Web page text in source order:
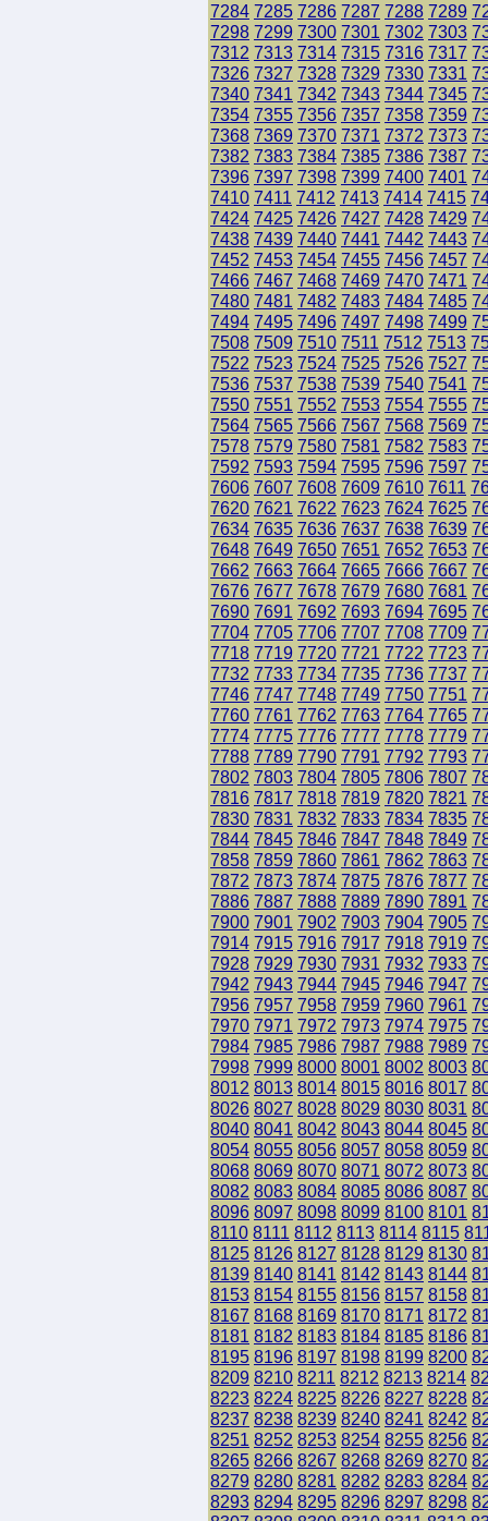
7284 7285 7286 7287 7288 7289
7298 7299 7300 7301 7302 7303
7312 7313 7314 7315 7316 7317
7326 7327 7328 7329 7330 7331
7340 7341 7342 7343 7344 7345
7354 7355 7356 7357 7358 7359
7368 7369 7370 7371 7372 7373
7382 7383 7384 7385 7386 7387
7396 7397 7398 7399 7400 7401
7410 7411 7412 7413 7414 7415
7424 7425 7426 7427 7428 7429
7438 7439 7440 7441 7442 7443
7452 7453 7454 7455 7456 7457
7466 7467 7468 7469 7470 7471
7480 7481 7482 7483 7484 7485
7494 7495 7496 7497 7498 7499
7508 7509 7510 7511 7512 7513
7522 7523 7524 7525 7526 7527
7536 7537 7538 7539 7540 7541
7550 7551 7552 7553 7554 7555
7564 7565 7566 7567 7568 7569
7578 7579 7580 7581 7582 7583
7592 7593 7594 7595 7596 7597
7606 7607 7608 7609 7610 7611
7620 7621 7622 7623 7624 7625
7634 7635 7636 7637 7638 7639
7648 7649 7650 7651 7652 7653
7662 7663 7664 7665 7666 7667
7676 7677 7678 7679 7680 7681
7690 7691 7692 7693 7694 7695
7704 7705 7706 7707 7708 7709
7718 7719 7720 7721 7722 7723
7732 7733 7734 7735 7736 7737
7746 7747 7748 7749 7750 7751
7760 7761 7762 7763 7764 7765
7774 7775 7776 7777 7778 7779
7788 7789 7790 7791 7792 7793
7802 7803 7804 7805 7806 7807
7816 7817 7818 7819 7820 7821
7830 7831 7832 7833 7834 7835
7844 7845 7846 7847 7848 7849
7858 7859 7860 7861 7862 7863
7872 7873 7874 7875 7876 7877
7886 7887 7888 7889 7890 7891
7900 7901 7902 7903 7904 7905
7914 7915 7916 7917 7918 7919
7928 7929 7930 7931 7932 7933
7942 7943 7944 7945 7946 7947
7956 7957 7958 7959 7960 7961
7970 7971 7972 7973 7974 7975
7984 7985 7986 7987 7988 7989
7998 7999 8000 8001 8002 8003
8012 8013 8014 8015 8016 8017
8026 8027 8028 8029 8030 8031
8040 8041 8042 8043 8044 8045
8054 8055 8056 8057 8058 8059
8068 8069 8070 8071 8072 8073
8082 8083 8084 8085 8086 8087
8096 8097 8098 8099 8100 8101
8110 8111 8112 8113 8114 8115
8125 8126 8127 8128 8129 8130
8139 8140 8141 8142 8143 8144
8153 8154 8155 8156 8157 8158
8167 8168 8169 8170 8171 8172
8181 8182 8183 8184 8185 8186
8195 8196 8197 8198 8199 8200
8209 8210 8211 8212 8213 8214
8223 8224 8225 8226 8227 8228
8237 8238 8239 8240 8241 8242
8251 8252 8253 8254 8255 8256
8265 8266 8267 8268 8269 8270
8279 8280 8281 8282 8283 8284
8293 8294 8295 8296 8297 8298